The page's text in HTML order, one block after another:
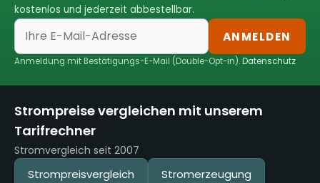
kostenlos und jederzeit abbestellbar.
ANMELDEN
Anmeldung mit Bestätigungs-E-Mail (Double-Opt-in).Datenschutz
Strompreise vergleichen mit unserem
Tarifrechner
Stromvergleich seit 2007
Strompreisvergleich Stromerzeugung